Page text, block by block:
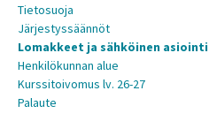
Tietosuoja
Järjestyssäännöt
Lomakkeet ja sähköinen asiointi
Henkilökunnan alue
Kurssitoivomus lv. 26-27
Palaute